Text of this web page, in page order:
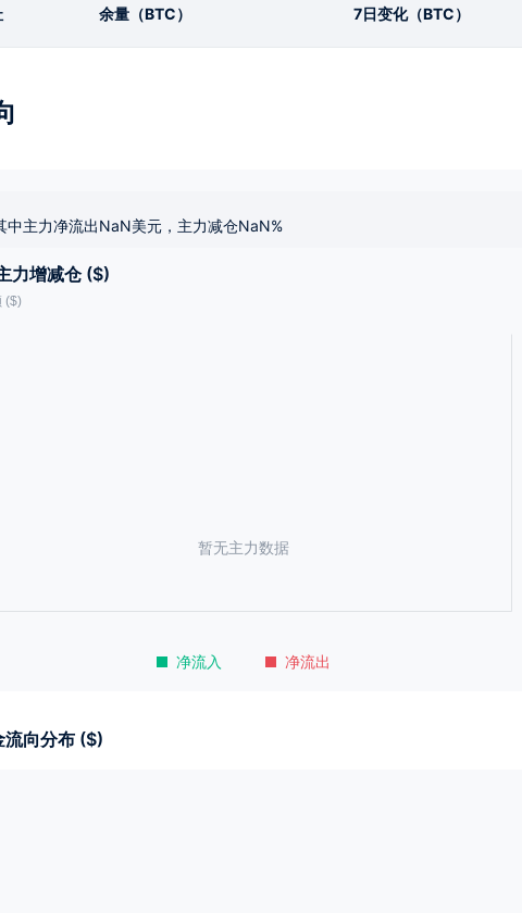
余量（BTC） 7日变化（BTC）
中主力净流出NaN美元，主力减仓NaN%
力增减仓 ($)
净流入 净流出
暂无主力数据
向分布 ($)